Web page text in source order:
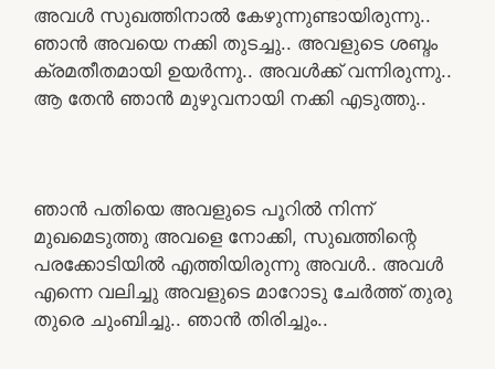
അവൾ സുഖത്തിനാൽ കേഴുന്നുണ്ടായിരുന്നു..
ഞാൻ അവയെ നക്കി തുടച്ചു.. അവളുടെ ശബ്ദം
ക്രമതീതമായി ഉയർന്നു.. അവൾക്ക് വന്നിരുന്നു..
ആ തേൻ ഞാൻ മുഴുവനായി നക്കി എടുത്തു..
ഞാൻ പതിയെ അവളുടെ പൂറിൽ നിന്ന്
മുഖമെടുത്തു അവളെ നോക്കി, സുഖത്തിന്റെ
പരക്കോടിയിൽ എത്തിയിരുന്നു അവൾ.. അവൾ
എന്നെ വലിച്ചു അവളുടെ മാറോടു ചേർത്ത് തുരു
തുരെ ചുംബിച്ചു.. ഞാൻ തിരിച്ചും..